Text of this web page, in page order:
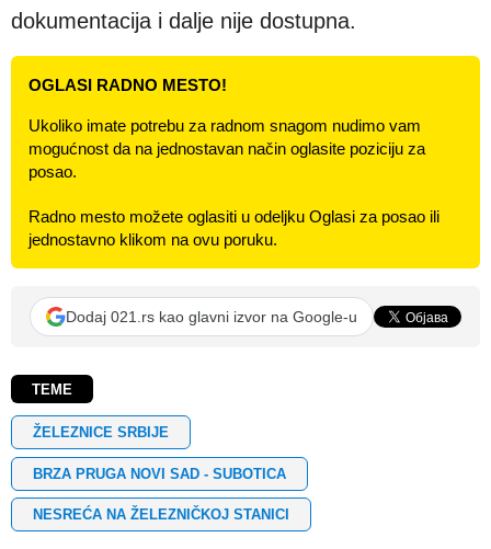
dokumentacija i dalje nije dostupna.
OGLASI RADNO MESTO!
Ukoliko imate potrebu za radnom snagom nudimo vam
mogućnost da na jednostavan način oglasite poziciju za
posao.
Radno mesto možete oglasiti u odeljku Oglasi za posao ili
jednostavno klikom na ovu poruku.
Dodaj 021.rs kao glavni izvor na Google-u
TEME
ŽELEZNICE SRBIJE
BRZA PRUGA NOVI SAD - SUBOTICA
NESREĆA NA ŽELEZNIČKOJ STANICI